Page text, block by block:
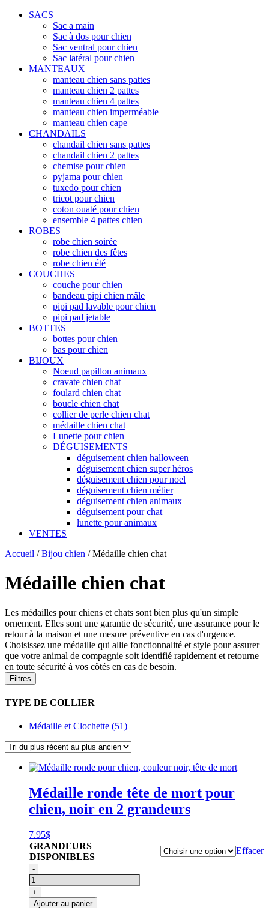
SACS
Sac a main
Sac à dos pour chien
Sac ventral pour chien
Sac latéral pour chien
MANTEAUX
manteau chien sans pattes
manteau chien 2 pattes
manteau chien 4 pattes
manteau chien imperméable
manteau chien cape
CHANDAILS
chandail chien sans pattes
chandail chien 2 pattes
chemise pour chien
pyjama pour chien
tuxedo pour chien
tricot pour chien
coton ouaté pour chien
ensemble 4 pattes chien
ROBES
robe chien soirée
robe chien des fêtes
robe chien été
COUCHES
couche pour chien
bandeau pipi chien mâle
pipi pad lavable pour chien
pipi pad jetable
BOTTES
bottes pour chien
bas pour chien
BIJOUX
Noeud papillon animaux
cravate chien chat
foulard chien chat
boucle chien chat
collier de perle chien chat
médaille chien chat
Lunette pour chien
DÉGUISEMENTS
déguisement chien halloween
déguisement chien super héros
déguisement chien pour noel
déguisement chien métier
déguisement chien animaux
déguisement pour chat
lunette pour animaux
VENTES
Accueil /Bijou chien /Médaille chien chat
Médaille chien chat
Les médailles pour chiens et chats sont bien plus qu'un simple
ornement. Elles sont une garantie de sécurité, une assurance pour le
retour à la maison et une mesure préventive en cas d'urgence.
Choisissez une médaille qui allie fonctionnalité et style pour assurer
que votre animal de compagnie soit identifié rapidement et retourne
en toute sécurité à vos côtés en cas de besoin.
Filtres
TYPE DE COLLIER
Médaille et Clochette (51)
Médaille ronde tête de mort pour
chien, noir en 2 grandeurs
7.95$
GRANDEURS
DISPONIBLES
Effacer
quantité
de
Médaille
ronde
-
+
Ajouter au panier